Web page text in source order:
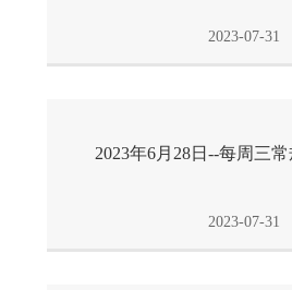
2023-07-31
2023年6月28日--每周三
2023-07-31